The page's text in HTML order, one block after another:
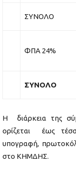
ΣΥΝΟΛΟ
ΦΠΑ 24%
ΣΥΝΟΛΟ
H διάρκεια της
ορίζεται έως
υπογραφή,
στο ΚΗΜΔΗΣ.